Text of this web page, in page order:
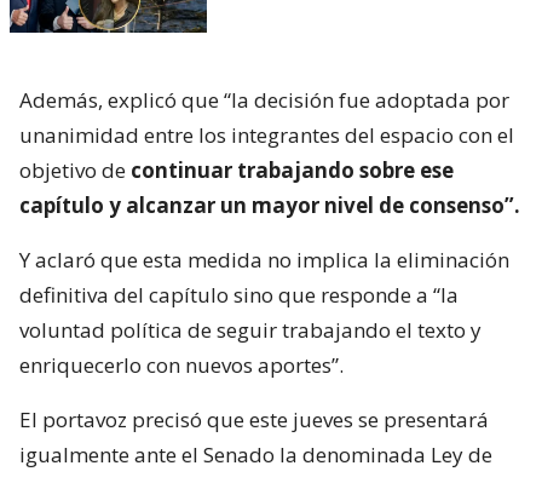
Además, explicó que “la decisión fue adoptada por
unanimidad entre los integrantes del espacio con el
objetivo de continuar trabajando sobre ese
capítulo y alcanzar un mayor nivel de consenso”.
Y aclaró que esta medida no implica la eliminación
definitiva del capítulo sino que responde a “la
voluntad política de seguir trabajando el texto y
enriquecerlo con nuevos aportes”.
El portavoz precisó que este jueves se presentará
igualmente ante el Senado la denominada Ley de